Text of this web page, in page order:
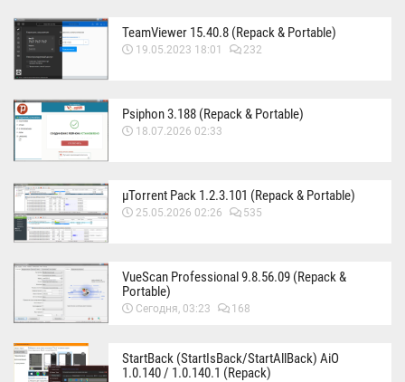
TeamViewer 15.40.8 (Repack & Portable)
19.05.2023 18:01 232
Psiphon 3.188 (Repack & Portable)
18.07.2026 02:33
µTorrent Pack 1.2.3.101 (Repack & Portable)
25.05.2026 02:26 535
VueScan Professional 9.8.56.09 (Repack &
Portable)
Сегодня, 03:23 168
StartBack (StartIsBack/StartAllBack) AiO
1.0.140 / 1.0.140.1 (Repack)